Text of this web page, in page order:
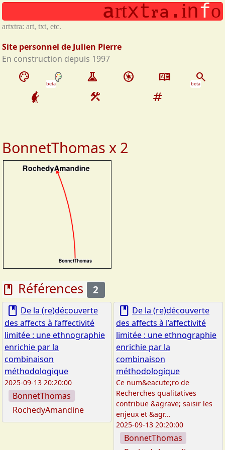
Aller au contenu principal
palette beta experiment camera dictionary search
beta
construction tag
BonnetThomas x 2
book Références 2
book De la (re)découverte
des affects à l’affectivité
limitée : une ethnographie
enrichie par la
combinaison
méthodologique
2025-09-13 20:20:00
BonnetThomas
RochedyAmandine
book De la (re)découverte
des affects à l’affectivité
limitée : une ethnographie
enrichie par la
combinaison
méthodologique
Ce num&eacute;ro de
Recherches qualitatives
contribue &agrave; saisir les
enjeux et &agr...
2025-09-13 20:20:00
BonnetThomas
artxtra.info
artxtra: art, txt, etc.
Site personnel de Julien Pierre
En construction depuis 1997